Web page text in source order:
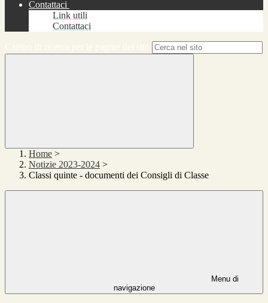
Contattaci
Link utili
Contattaci
Home >
Notizie 2023-2024 >
Classi quinte - documenti dei Consigli di Classe
Menu di
navigazione